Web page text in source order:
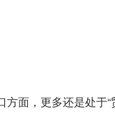
面，更多还是处